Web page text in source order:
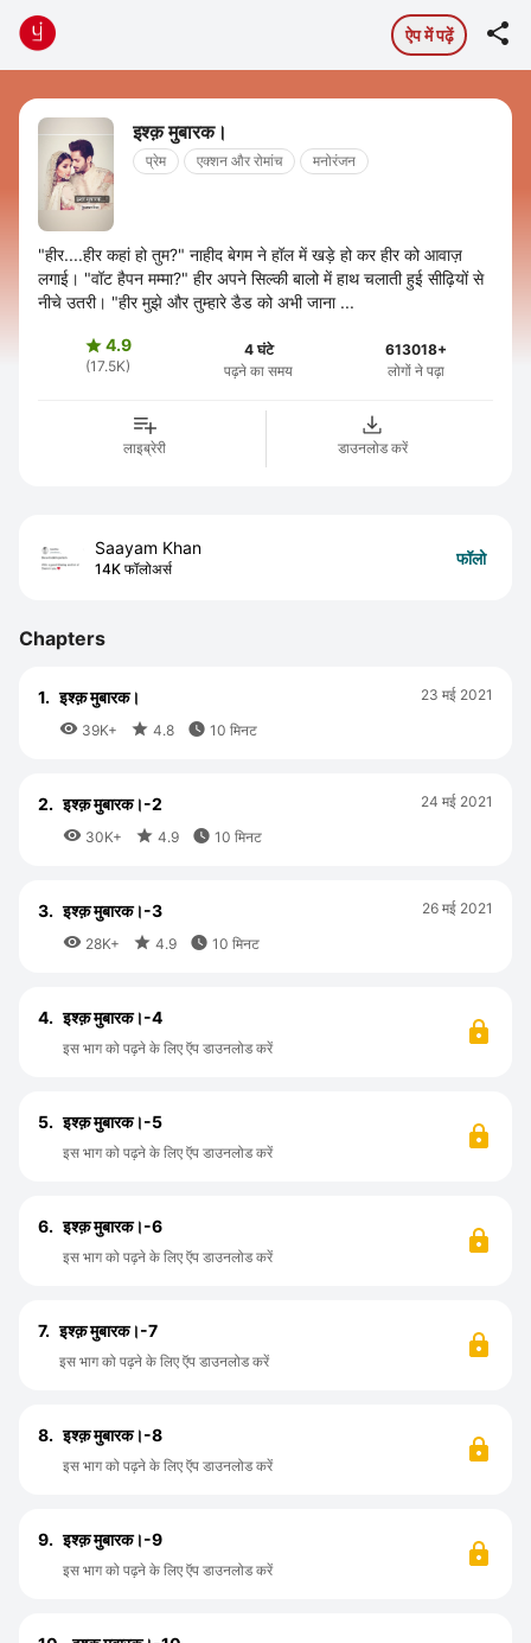
ऐप में पढ़ें 
इश्क़ मुबारक।
प्रेम एक्शन और रोमांच मनोरंजन
"हीर....हीर कहां हो तुम?" नाहीद बेगम ने हॉल में खड़े हो कर हीर को आवाज़
लगाई। "वॉट हैपन मम्मा?" हीर अपने सिल्की बालो में हाथ चलाती हुई सीढ़ियों से
नीचे उतरी। "हीर मुझे और तुम्हारे डैड को अभी जाना ...
4.9
(17.5K)
4 घंटे
पढ़ने का समय
613018+
लोगों ने पढ़ा
लाइब्रेरी डाउनलोड करें
Saayam Khan
14K फॉलोअर्स
फॉलो
Chapters
1. इश्क़ मुबारक।
 39K+  4.8  10 मिनट
23 मई 2021
2. इश्क़ मुबारक।-2
 30K+  4.9  10 मिनट
24 मई 2021
3. इश्क़ मुबारक।-3
 28K+  4.9  10 मिनट
26 मई 2021
4. इश्क़ मुबारक।-4
इस भाग को पढ़ने के लिए ऍप डाउनलोड करें
5. इश्क़ मुबारक।-5
इस भाग को पढ़ने के लिए ऍप डाउनलोड करें
6. इश्क़ मुबारक।-6
इस भाग को पढ़ने के लिए ऍप डाउनलोड करें
7. इश्क़ मुबारक।-7
इस भाग को पढ़ने के लिए ऍप डाउनलोड करें
8. इश्क़ मुबारक।-8
इस भाग को पढ़ने के लिए ऍप डाउनलोड करें
9. इश्क़ मुबारक।-9
इस भाग को पढ़ने के लिए ऍप डाउनलोड करें